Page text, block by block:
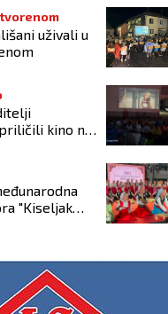
uživali u
kino na
"Kiseljak